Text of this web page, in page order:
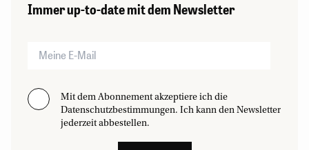
Immer up-to-date mit dem Newsletter
Mit dem Abonnement akzeptiere ich die
Datenschutzbestimmungen. Ich kann den Newsletter
jederzeit abbestellen.